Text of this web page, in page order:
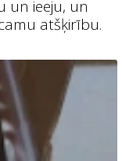
un ieeju, un
atšķirību.